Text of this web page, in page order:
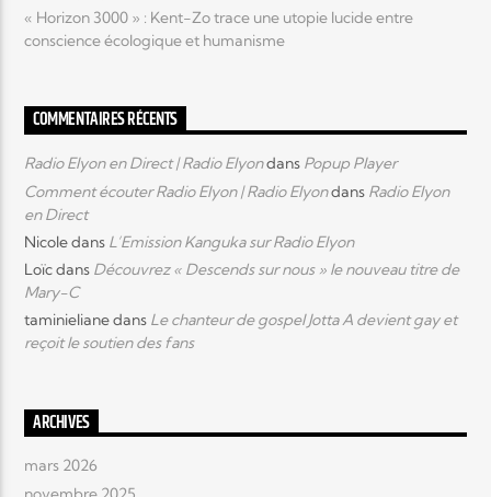
« Horizon 3000 » : Kent-Zo trace une utopie lucide entre
conscience écologique et humanisme
COMMENTAIRES RÉCENTS
Radio Elyon en Direct | Radio Elyondans Popup Player
Comment écouter Radio Elyon | Radio Elyondans Radio Elyon
en Direct
Nicoledans L’Emission Kanguka sur Radio Elyon
Loïcdans Découvrez « Descends sur nous » le nouveau titre de
Mary-C
taminielianedans Le chanteur de gospel Jotta A devient gay et
reçoit le soutien des fans
ARCHIVES
mars 2026